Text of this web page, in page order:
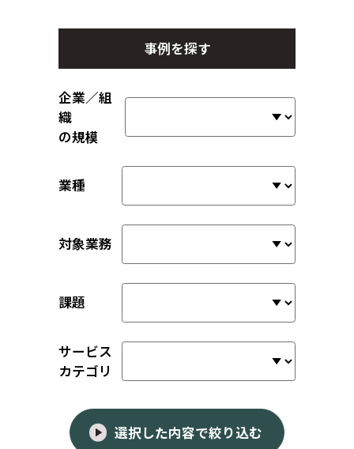
事例を探す
企業／組
織
の規模
業種
対象業務
課題
サービス
カテゴリ
選択した内容で絞り込む